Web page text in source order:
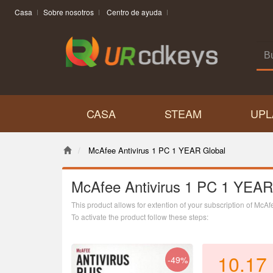
Casa Sobre nosotros Centro de ayuda
CASA STEAM
McAfee Antivirus 1 PC 1 YEAR Global
McAfee Antivirus 1 PC 1
This product allows for extention of your subscription of
To activate the product follow these steps:
2. Enter the code3. Create new account
-49% 10.17